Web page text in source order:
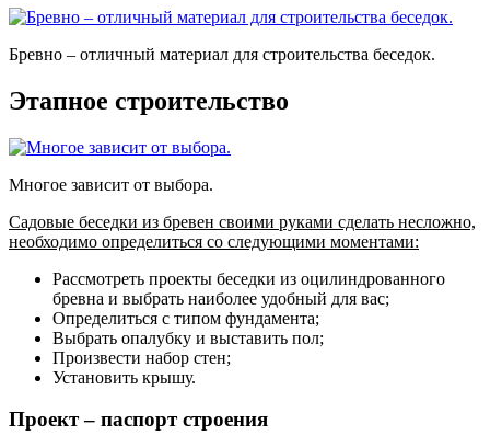
Бревно – отличный материал для строительства беседок.
Этапное строительство
Многое зависит от выбора.
Садовые беседки из бревен своими руками сделать несложно,
необходимо определиться со следующими моментами:
Рассмотреть проекты беседки из оцилиндрованного
бревна и выбрать наиболее удобный для вас;
Определиться с типом фундамента;
Выбрать опалубку и выставить пол;
Произвести набор стен;
Установить крышу.
Проект – паспорт строения